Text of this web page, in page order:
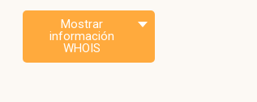
Mostrar
información
WHOIS